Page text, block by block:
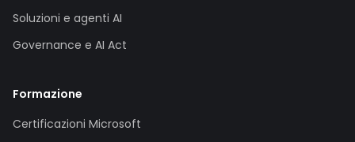
Soluzioni e agenti AI
Governance e AI Act
Formazione
Certificazioni Microsoft